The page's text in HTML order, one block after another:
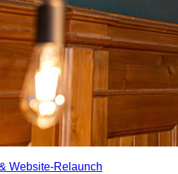
Website-Relaunch